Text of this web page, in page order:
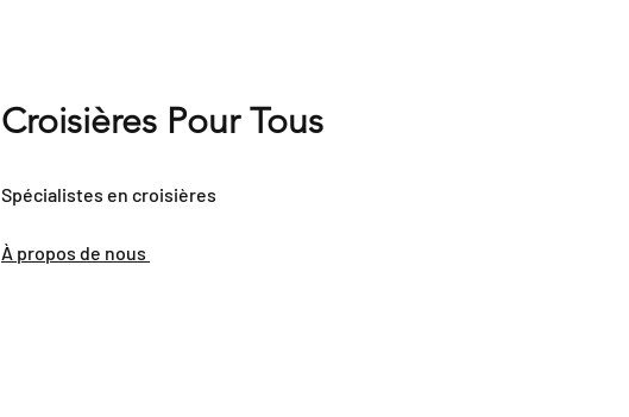
Croisières Pour Tous
Spécialistes en croisières
À propos de nous